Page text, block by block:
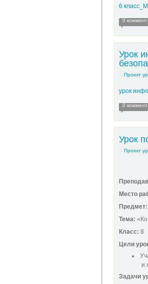
6
0
Урок
Проект
урок
0
Урок
Проект
Место
Предмет:
Тема:
Класс: 8
Цели
и
Задачи